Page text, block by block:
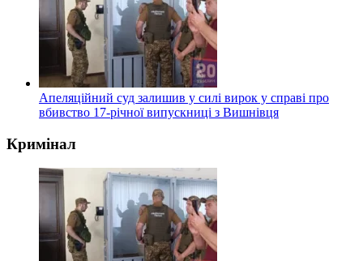
Апеляційний суд залишив у силі вирок у справі про
вбивство 17-річної випускниці з Вишнівця
Кримінал